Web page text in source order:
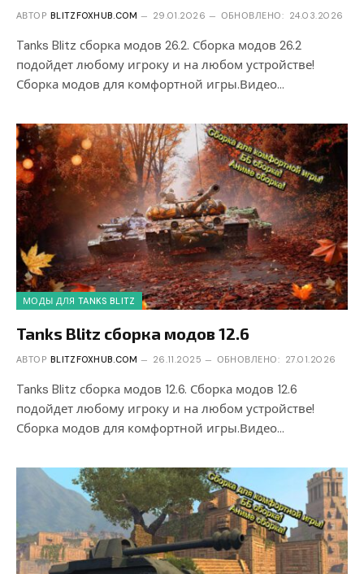
АВТОР BLITZFOXHUB.COM 29.01.2026 ОБНОВЛЕНО: 24.03.2026
Tanks Blitz сборка модов 26.2. Сборка модов 26.2
подойдет любому игроку и на любом устройстве!
Сборка модов для комфортной игры.Видео…
МОДЫ ДЛЯ TANKS BLITZ
Tanks Blitz сборка модов 12.6
АВТОР BLITZFOXHUB.COM 26.11.2025 ОБНОВЛЕНО: 27.01.2026
Tanks Blitz сборка модов 12.6. Сборка модов 12.6
подойдет любому игроку и на любом устройстве!
Сборка модов для комфортной игры.Видео…